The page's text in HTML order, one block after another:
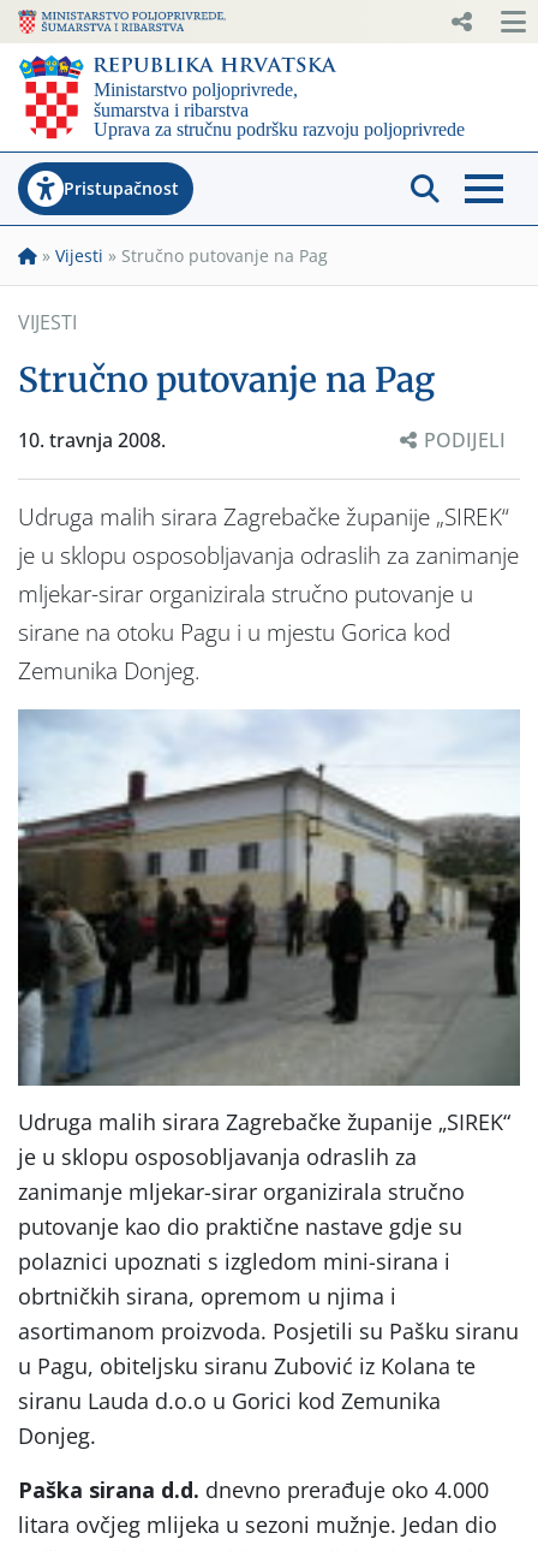
Pristupačnost
» Vijesti » Stručno putovanje na Pag
VIJESTI
Stručno putovanje na Pag
10. travnja 2008. PODIJELI
Udruga malih sirara Zagrebačke županije „SIREK“
je u sklopu osposobljavanja odraslih za zanimanje
mljekar-sirar organizirala stručno putovanje u
sirane na otoku Pagu i u mjestu Gorica kod
Zemunika Donjeg.
Udruga malih sirara Zagrebačke županije „SIREK“
je u sklopu osposobljavanja odraslih za
zanimanje mljekar-sirar organizirala stručno
putovanje kao dio praktične nastave gdje su
polaznici upoznati s izgledom mini-sirana i
obrtničkih sirana, opremom u njima i
asortimanom proizvoda. Posjetili su Pašku siranu
u Pagu, obiteljsku siranu Zubović iz Kolana te
siranu Lauda d.o.o u Gorici kod Zemunika
Donjeg.
Paška sirana d.d. dnevno prerađuje oko 4.000
litara ovčjeg mlijeka u sezoni mužnje. Jedan dio